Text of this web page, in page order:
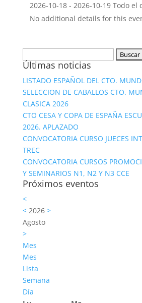
2026-10-18 - 2026-10-19 Todo el
No additional details for this
Últimas noticias
LISTADO ESPAÑOL DEL CTO.
SELECCION DE CABALLOS CTO.
CLASICA 2026
CTO CESA Y COPA DE ESPAÑA
2026. APLAZADO
CONVOCATORIA CURSO JUECES
TREC
CONVOCATORIA CURSOS
Y SEMINARIOS N1, N2 Y N3 CCE
Próximos eventos
<
<2026 >
Agosto
>
Mes
Mes
Lista
Semana
Día